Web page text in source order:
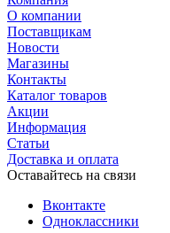
О компании
Поставщикам
Новости
Магазины
Контакты
Каталог товаров
Акции
Информация
Статьи
Доставка и оплата
Оставайтесь на связи
Вконтакте
Одноклассники